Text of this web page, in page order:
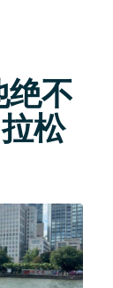
绝不
松